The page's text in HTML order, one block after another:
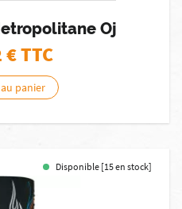
Oj
€ TTC
panier
Disponible [15 en stock]